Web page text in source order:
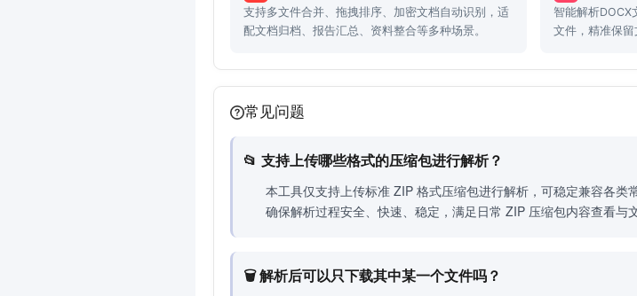
支持多文件合并、拖拽排序、加密文档自动识别，适
配文档归档、报告汇总、资料整合等多种场景。
智能解析DOCX
文件，精准保留
常见问题
📂 支持上传哪些格式的压缩包进行解析？
本工具仅支持上传标准 ZIP 格式压缩包进行解析，可稳定兼容各
确保解析过程安全、快速、稳定，满足日常 ZIP 压缩包内容查看与
🗑️ 解析后可以只下载其中某一个文件吗？